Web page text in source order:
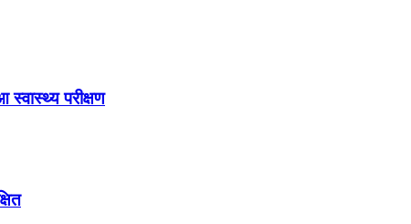
स्वास्थ्य परीक्षण